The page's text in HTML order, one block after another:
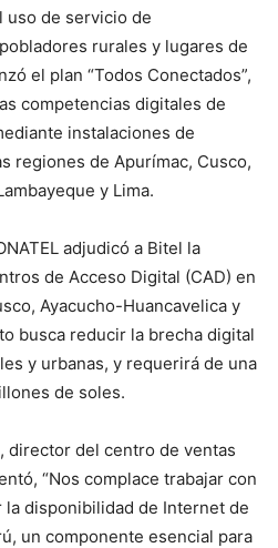
uso de servicio de
rurales y lugares de
el plan “Todos Conectados”,
competencias digitales de
instalaciones de
regiones de Apurímac, Cusco,
y Lima.
adjudicó a Bitel la
de Acceso Digital (CAD) en
Ayacucho-Huancavelica y
busca reducir la brecha digital
y urbanas, y requerirá de una
de soles.
director del centro de ventas
“Nos complace trabajar con
la disponibilidad de Internet de
un componente esencial para